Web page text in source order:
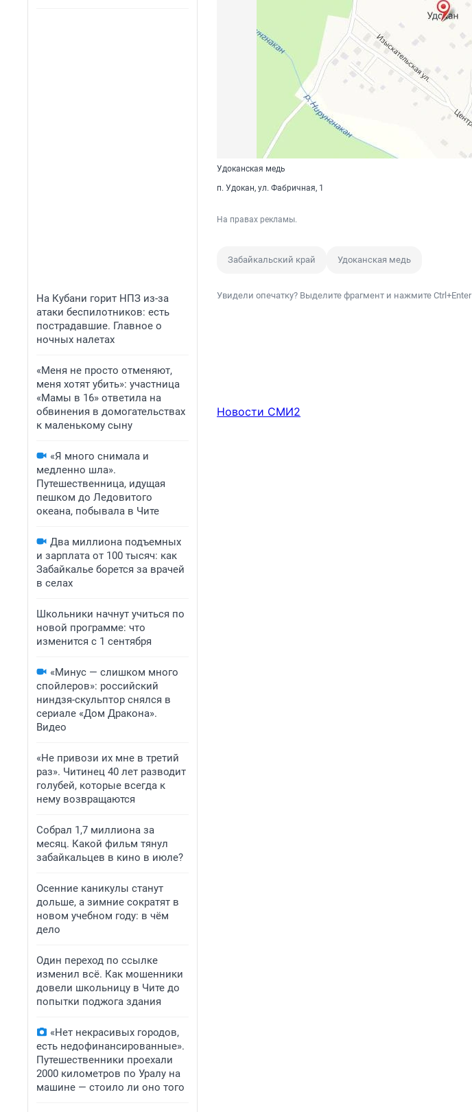
На Кубани горит НПЗ из-за
атаки беспилотников: есть
пострадавшие. Главное о
ночных налетах
«Меня не просто отменяют,
меня хотят убить»: участница
«Мамы в 16» ответила на
обвинения в домогательствах
к маленькому сыну
«Я много снимала и
медленно шла».
Путешественница, идущая
пешком до Ледовитого
океана, побывала в Чите
Два миллиона подъемных
и зарплата от 100 тысяч: как
Забайкалье борется за врачей
в селах
Школьники начнут учиться по
новой программе: что
изменится с 1 сентября
«Минус — слишком много
спойлеров»: российский
ниндзя-скульптор снялся в
сериале «Дом Дракона».
Видео
«Не привози их мне в третий
раз». Читинец 40 лет разводит
голубей, которые всегда к
нему возвращаются
Собрал 1,7 миллиона за
месяц. Какой фильм тянул
забайкальцев в кино в июле?
Осенние каникулы станут
дольше, а зимние сократят в
новом учебном году: в чём
дело
Один переход по ссылке
изменил всё. Как мошенники
довели школьницу в Чите до
попытки поджога здания
«Нет некрасивых городов,
есть недофинансированные».
Путешественники проехали
2000 километров по Уралу на
машине — стоило ли оно того
Удоканская медь
п. Удокан, ул. Фабричная, 1
На правах рекламы.
Забайкальский край Удоканская медь
Увидели опечатку? Выделите фрагмент и нажмите Ctrl+Enter
Новости СМИ2